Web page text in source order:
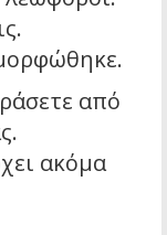
από
ακόμα